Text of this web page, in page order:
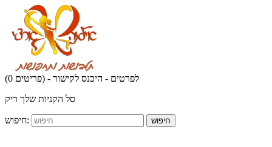
(0 פריטים) - לפרטים - היכנס לקישור
סל הקניות שלך ריק
חיפוש: חיפוש